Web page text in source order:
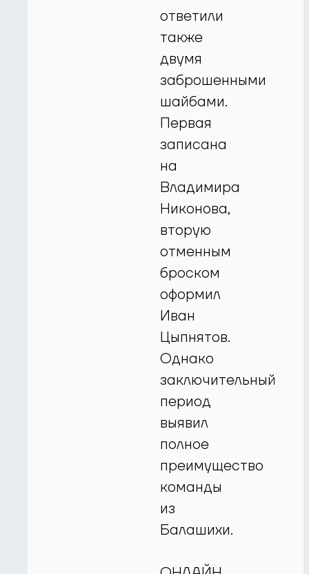
ответили
также
двумя
заброшенными
шайбами.
Первая
записана
на
Владимира
Никонова,
вторую
отменным
броском
оформил
Иван
Цыпнятов.
Однако
заключительный
период
выявил
полное
преимущество
команды
из
Балашихи.